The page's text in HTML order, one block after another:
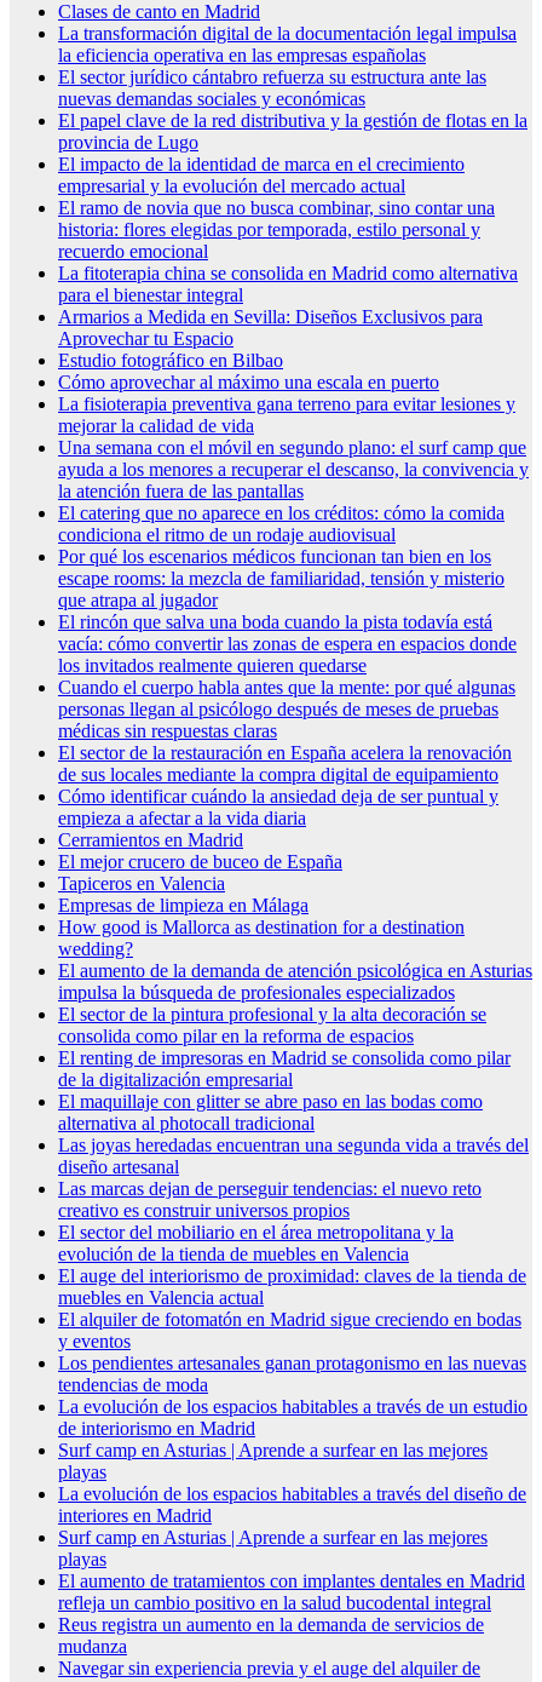
Clases de canto en Madrid
La transformación digital de la documentación legal impulsa
la eficiencia operativa en las empresas españolas
El sector jurídico cántabro refuerza su estructura ante las
nuevas demandas sociales y económicas
El papel clave de la red distributiva y la gestión de flotas en la
provincia de Lugo
El impacto de la identidad de marca en el crecimiento
empresarial y la evolución del mercado actual
El ramo de novia que no busca combinar, sino contar una
historia: flores elegidas por temporada, estilo personal y
recuerdo emocional
La fitoterapia china se consolida en Madrid como alternativa
para el bienestar integral
Armarios a Medida en Sevilla: Diseños Exclusivos para
Aprovechar tu Espacio
Estudio fotográfico en Bilbao
Cómo aprovechar al máximo una escala en puerto
La fisioterapia preventiva gana terreno para evitar lesiones y
mejorar la calidad de vida
Una semana con el móvil en segundo plano: el surf camp que
ayuda a los menores a recuperar el descanso, la convivencia y
la atención fuera de las pantallas
El catering que no aparece en los créditos: cómo la comida
condiciona el ritmo de un rodaje audiovisual
Por qué los escenarios médicos funcionan tan bien en los
escape rooms: la mezcla de familiaridad, tensión y misterio
que atrapa al jugador
El rincón que salva una boda cuando la pista todavía está
vacía: cómo convertir las zonas de espera en espacios donde
los invitados realmente quieren quedarse
Cuando el cuerpo habla antes que la mente: por qué algunas
personas llegan al psicólogo después de meses de pruebas
médicas sin respuestas claras
El sector de la restauración en España acelera la renovación
de sus locales mediante la compra digital de equipamiento
Cómo identificar cuándo la ansiedad deja de ser puntual y
empieza a afectar a la vida diaria
Cerramientos en Madrid
El mejor crucero de buceo de España
Tapiceros en Valencia
Empresas de limpieza en Málaga
How good is Mallorca as destination for a destination
wedding?
El aumento de la demanda de atención psicológica en Asturias
impulsa la búsqueda de profesionales especializados
El sector de la pintura profesional y la alta decoración se
consolida como pilar en la reforma de espacios
El renting de impresoras en Madrid se consolida como pilar
de la digitalización empresarial
El maquillaje con glitter se abre paso en las bodas como
alternativa al photocall tradicional
Las joyas heredadas encuentran una segunda vida a través del
diseño artesanal
Las marcas dejan de perseguir tendencias: el nuevo reto
creativo es construir universos propios
El sector del mobiliario en el área metropolitana y la
evolución de la tienda de muebles en Valencia
El auge del interiorismo de proximidad: claves de la tienda de
muebles en Valencia actual
El alquiler de fotomatón en Madrid sigue creciendo en bodas
y eventos
Los pendientes artesanales ganan protagonismo en las nuevas
tendencias de moda
La evolución de los espacios habitables a través de un estudio
de interiorismo en Madrid
Surf camp en Asturias | Aprende a surfear en las mejores
playas
La evolución de los espacios habitables a través del diseño de
interiores en Madrid
Surf camp en Asturias | Aprende a surfear en las mejores
playas
El aumento de tratamientos con implantes dentales en Madrid
refleja un cambio positivo en la salud bucodental integral
Reus registra un aumento en la demanda de servicios de
mudanza
Navegar sin experiencia previa y el auge del alquiler de